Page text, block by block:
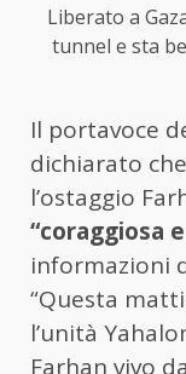
Liberato a
tunnel e sta
Il portavoce
dichiarato
l’ostaggio
“coraggiosa
informazioni
“Questa
l’unità
Farhan vivo